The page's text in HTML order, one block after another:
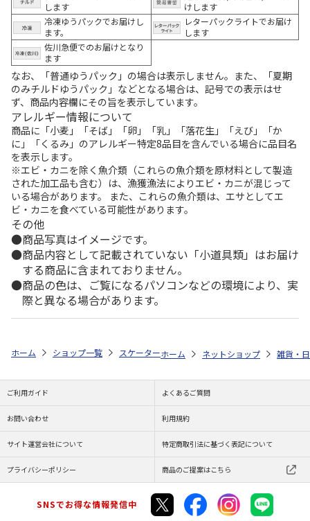
します
けします
冷凍ゆうパックでお届けし
ます。
レターパックライトでお届け
します
佐川急便でのお届けとなり
ます
なお、「普通ゆうパック」の場合は表示しません。また、「夏期
のみチルドゆうパック」などとなる場合は、記号での表示はせ
ず、商品内容欄にその旨を表示しています。
アレルギー情報について
商品に「小麦」「そば」「卵」「乳」「落花生」「えび」「か
に」「くるみ」のアレルギー特定8品目を含んでいる場合に品目名
を表示します。
※エビ・カニを除く魚介類（これらの魚介類を原材料として製造
された加工品も含む）は、漁獲漁法によりエビ・カニが混じって
いる場合があります。 また、これらの魚介類は、エサとしてエ
ビ・カニを食べている可能性があります。
その他
商品写真はイメージです。
商品内容として記載されていない「小道具類」はお届け
する商品に含まれておりません。
商品の色は、ご覧になるパソコンなどの環境により、実
際と異なる場合があります。
ホーム ショップ一覧 スケーター 抗菌 食洗機対応 ふわっとフタタ
ホーム ネットショップ 雑貨・
ご利用ガイド よくあるご質問
お問い合わせ 利用規約
サイト運営会社について 特定商取引法に基づく表記について
プライバシーポリシー 商品のご提案はこちら
SNSでお得な情報発信中